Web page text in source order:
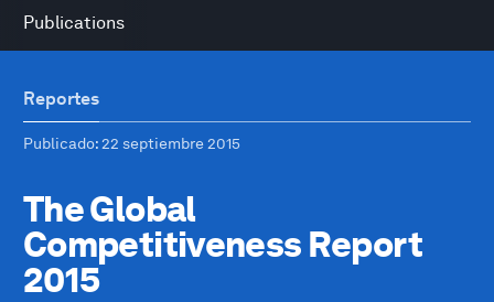
Publications
Reportes
Publicado: 22 septiembre 2015
The Global
Competitiveness Report
2015